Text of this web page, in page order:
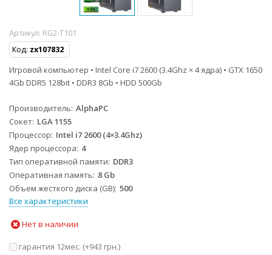
Артикул: RG2-T101
Код: zx107832
Игровой компьютер • Intel Core i7 2600 (3.4Ghz × 4 ядра) • GTX 1650
4Gb DDR5 128bit • DDR3 8Gb • HDD 500Gb
Производитель AlphaPC
Сокет LGA 1155
Процессор Intel i7 2600 (4×3.4Ghz)
Ядер процессора 4
Тип оперативной памяти DDR3
Оперативная память 8 Gb
Объем жесткого диска (GB) 500
Все характеристики
Нет в наличии
гарантия 12мес. (+943 грн.)